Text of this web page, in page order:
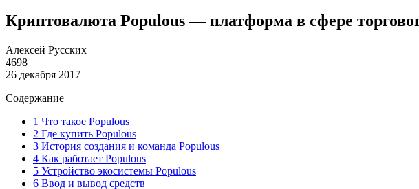
Криптовалюта Populous — платформа в сфере
Алексей Русских
4698
26 декабря 2017
Содержание
1 Что такое Populous
2 Где купить Populous
3 История создания и команда Populous
4 Как работает Populous
5 Устройство экосистемы Populous
6 Ввод и вывод средств